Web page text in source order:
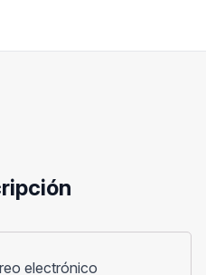
electrónico